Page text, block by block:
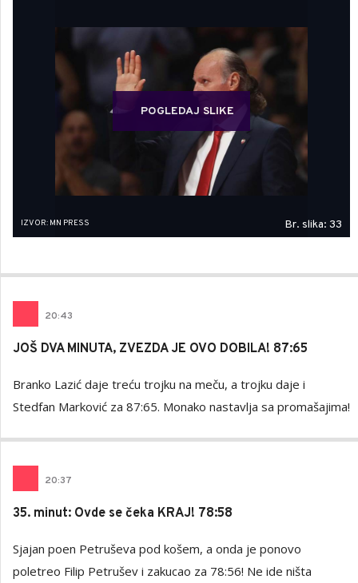
POGLEDAJ SLIKE
IZVOR: MN PRESS Br. slika: 33
20:43
JOŠ DVA MINUTA, ZVEZDA JE OVO DOBILA! 87:65
Branko Lazić daje treću trojku na meču, a trojku daje i
Stedfan Marković za 87:65. Monako nastavlja sa promašajima!
20:37
35. minut: Ovde se čeka KRAJ! 78:58
Sjajan poen Petruševa pod košem, a onda je ponovo
poletreo Filip Petrušev i zakucao za 78:56! Ne ide ništa